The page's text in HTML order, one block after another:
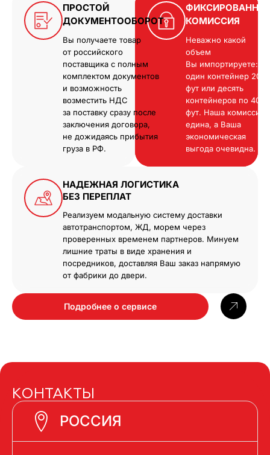
КОМИССИЯ
Неважно какой
объем
Вы импортируете:
один контейнер 20
фут или десять
контейнеров по 40
фут. Наша комиссия
едина, а Ваша
экономическая
выгода очевидна.
ПРОСТОЙ
ДОКУМЕНТООБОРОТ
Вы получаете товар
от российского
поставщика с полным
комплектом документов
и возможность
возместить НДС
за поставку сразу после
заключения договора,
не дожидаясь прибытия
груза в РФ.
НАДЕЖНАЯ ЛОГИСТИКА
БЕЗ ПЕРЕПЛАТ
Реализуем модальную систему доставки
автотранспортом, ЖД, морем через
проверенных временем партнеров. Минуем
лишние траты в виде хранения и
посредников, доставляя Ваш заказ напрямую
от фабрики до двери.
Подробнее о сервисе
КОНТАКТЫ
РОССИЯ